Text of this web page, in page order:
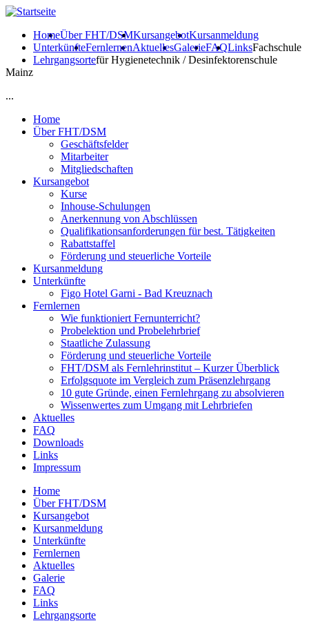
Direkt zum Inhalt
HomeÜber FHT/DSMKursangebotKursanmeldung
UnterkünfteFernlernenAktuellesGalerieFAQLinks
Lehrgangsorte
Fachschule
für Hygienetechnik / Desinfektorenschule
Mainz
...
Home
Über FHT/DSM
Geschäftsfelder
Mitarbeiter
Mitgliedschaften
Kursangebot
Kurse
Inhouse-Schulungen
Anerkennung von Abschlüssen
Qualifikationsanforderungen für best. Tätigkeiten
Rabattstaffel
Förderung und steuerliche Vorteile
Kursanmeldung
Unterkünfte
Figo Hotel Garni - Bad Kreuznach
Fernlernen
Wie funktioniert Fernunterricht?
Probelektion und Probelehrbrief
Staatliche Zulassung
Förderung und steuerliche Vorteile
FHT/DSM als Fernlehrinstitut – Kurzer Überblick
Erfolgsquote im Vergleich zum Präsenzlehrgang
10 gute Gründe, einen Fernlehrgang zu absolvieren
Wissenwertes zum Umgang mit Lehrbriefen
Aktuelles
FAQ
Downloads
Links
Impressum
Hauptmenü
Home
Über FHT/DSM
Kursangebot
Kursanmeldung
Unterkünfte
Fernlernen
Aktuelles
Galerie
FAQ
Links
Lehrgangsorte